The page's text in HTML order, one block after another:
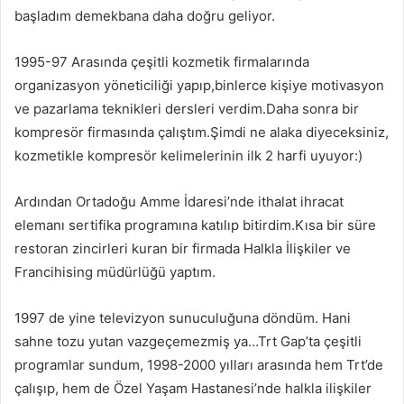
başladım demekbana daha doğru geliyor.
1995-97 Arasında çeşitli kozmetik firmalarında
organizasyon yöneticiliği yapıp,binlerce kişiye motivasyon
ve pazarlama teknikleri dersleri verdim.Daha sonra bir
kompresör firmasında çalıştım.Şimdi ne alaka diyeceksiniz,
kozmetikle kompresör kelimelerinin ilk 2 harfi uyuyor:)
Ardından Ortadoğu Amme İdaresi’nde ithalat ihracat
elemanı sertifika programına katılıp bitirdim.Kısa bir süre
restoran zincirleri kuran bir firmada Halkla İlişkiler ve
Francihising müdürlüğü yaptım.
1997 de yine televizyon sunuculuğuna döndüm. Hani
sahne tozu yutan vazgeçemezmiş ya…Trt Gap’ta çeşitli
programlar sundum, 1998-2000 yılları arasında hem Trt’de
çalışıp, hem de Özel Yaşam Hastanesi’nde halkla ilişkiler